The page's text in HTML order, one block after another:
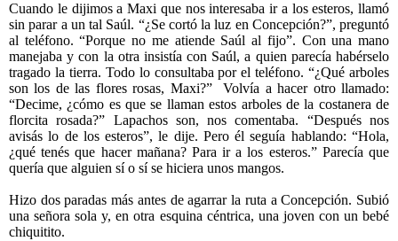
Cuando le dijimos a Maxi que nos interesaba ir a los esteros, llamó
sin parar a un tal Saúl. “¿Se cortó la luz en Concepción?”, preguntó
al teléfono. “Porque no me atiende Saúl al fijo”. Con una mano
manejaba y con la otra insistía con Saúl, a quien parecía habérselo
tragado la tierra. Todo lo consultaba por el teléfono. “¿Qué arboles
son los de las flores rosas, Maxi?”
Volvía a hacer otro llamado:
“Decime, ¿cómo es que se llaman estos arboles de la costanera de
florcita rosada?” Lapachos son, nos comentaba. “Después nos
avisás lo de los esteros”, le dije. Pero él seguía hablando: “Hola,
¿qué tenés que hacer mañana? Para ir a los esteros.” Parecía que
quería que alguien sí o sí se hiciera unos mangos.
Hizo dos paradas más antes de agarrar la ruta a Concepción. Subió
una señora sola y, en otra esquina céntrica, una joven con un bebé
chiquitito.